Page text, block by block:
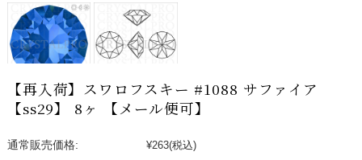
【再入荷】スワロフスキー #1088 サファイア
【ss29】 8ヶ 【メール便可】
通常販売価格: ¥263(税込)